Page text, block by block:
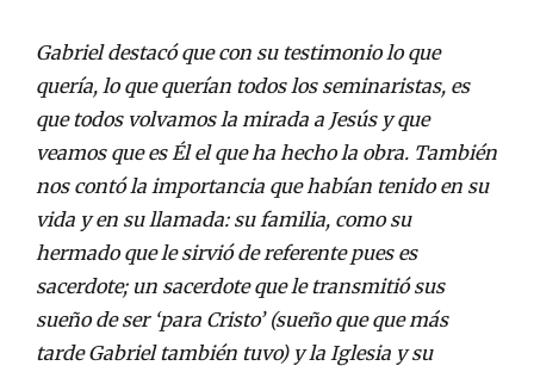
Gabriel destacó que con su testimonio lo que
quería, lo que querían todos los seminaristas, es
que todos volvamos la mirada a Jesús y que
veamos que es Él el que ha hecho la obra. También
nos contó la importancia que habían tenido en su
vida y en su llamada: su familia, como su
hermado que le sirvió de referente pues es
sacerdote; un sacerdote que le transmitió sus
sueño de ser ‘para Cristo’ (sueño que que más
tarde Gabriel también tuvo) y la Iglesia y su